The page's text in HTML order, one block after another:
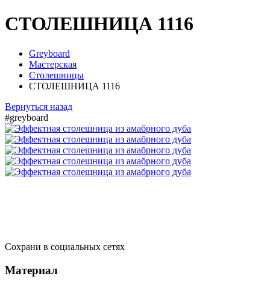
СТОЛЕШНИЦА 1116
Greyboard
Мастерская
Столешницы
СТОЛЕШНИЦА 1116
Вернуться назад
#greyboard
Сохрани в социальных сетях
Материал